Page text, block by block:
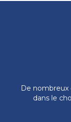
De
dans le